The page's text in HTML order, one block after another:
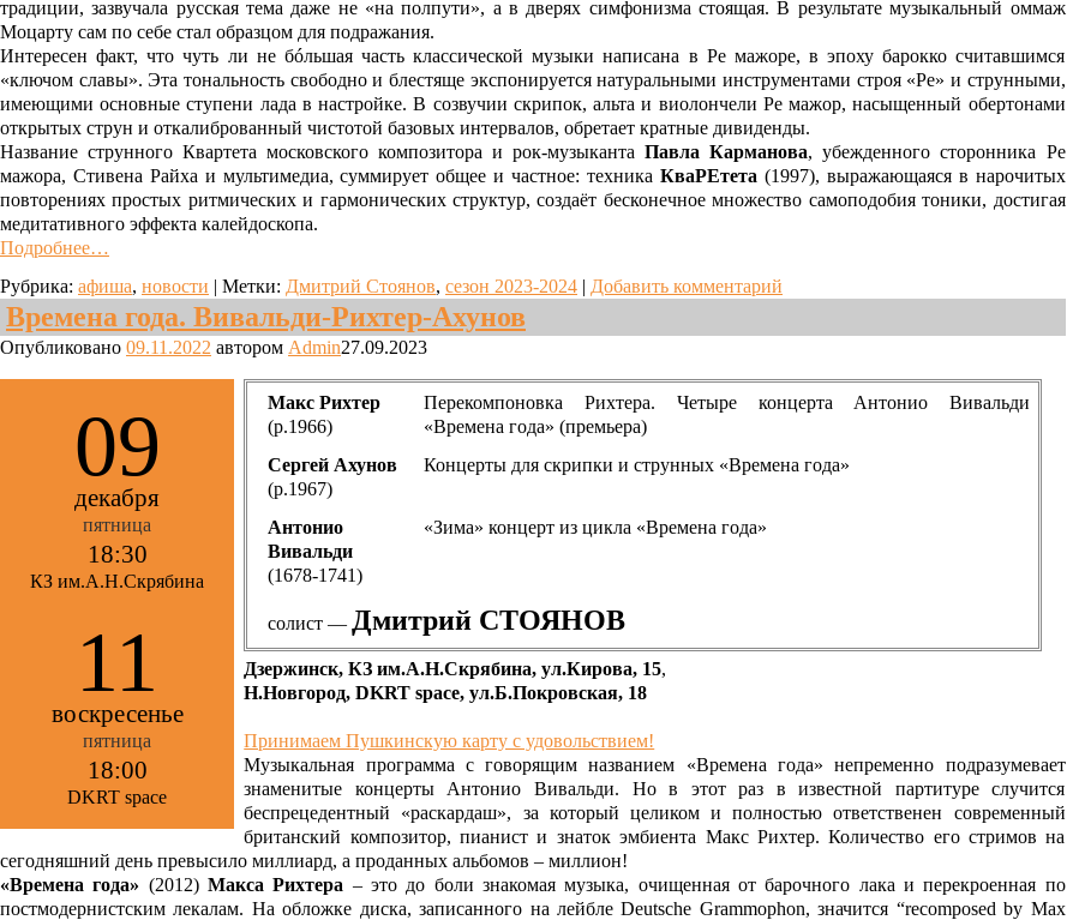
традиции, зазвучала русская тема даже не «на полпути», а в дверях симфонизма стоящая. В результате музыкальный оммаж
Моцарту сам по себе стал образцом для подражания.
Интересен факт, что чуть ли не бóльшая часть классической музыки написана в Ре мажоре, в эпоху барокко считавшимся
«ключом славы». Эта тональность свободно и блестяще экспонируется натуральными инструментами строя «Ре» и струнными,
имеющими основные ступени лада в настройке. В созвучии скрипок, альта и виолончели Ре мажор, насыщенный обертонами
открытых струн и откалиброванный чистотой базовых интервалов, обретает кратные дивиденды.
Название струнного Квартета московского композитора и рок-музыкантаПавла Карманова, убежденного сторонника Ре
мажора, Стивена Райха и мультимедиа, суммирует общее и частное: техника КваРЕтета (1997), выражающаяся в нарочитых
повторениях простых ритмических и гармонических структур, создаёт бесконечное множество самоподобия тоники, достигая
медитативного эффекта калейдоскопа.
Подробнее…
Рубрика: афиша, новости | Метки: Дмитрий Стоянов, сезон 2023-2024 | Добавить комментарий
Времена года. Вивальди-Рихтер-Ахунов
Опубликовано 09.11.2022 автором Admin27.09.2023
09
декабря
пятница
18:30
КЗ им.А.Н.Скрябина
11
воскресенье
пятница
18:00
DKRT space
Макс Рихтер
(р.1966)
Перекомпоновка Рихтера. Четыре концерта Антонио Вивальди
«Времена года» (премьера)
Сергей Ахунов
(р.1967)
Концерты для скрипки и струнных «Времена года»
Антонио
Вивальди
(1678-1741)
«Зима» концерт из цикла «Времена года»
солист — Дмитрий СТОЯНОВ
Дзержинск, КЗ им.А.Н.Скрябина, ул.Кирова, 15,
Н.Новгород, DKRT space, ул.Б.Покровская, 18
Принимаем Пушкинскую карту с удовольствием!
Музыкальная программа с говорящим названием «Времена года» непременно подразумевает
знаменитые концерты Антонио Вивальди. Но в этот раз в известной партитуре случится
беспрецедентный «раскардаш», за который целиком и полностью ответственен современный
британский композитор, пианист и знаток эмбиента Макс Рихтер. Количество его стримов на
сегодняшний день превысило миллиард, а проданных альбомов – миллион!
«Времена года» (2012)Макса Рихтера – это до боли знакомая музыка, очищенная от барочного лака и перекроенная по
постмодернистским лекалам. На обложке диска, записанного на лейбле Deutsche Grammophon, значится “recomposed by Max